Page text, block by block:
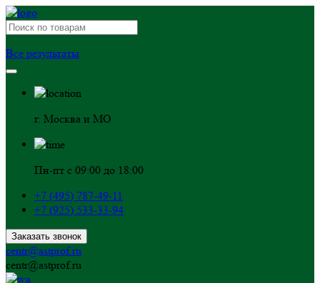
Все результаты
г. Москва и МО
Пн-пт с 09:00 до 18:00
+7 (495) 787-49-11
+7 (925) 533-33-94
Заказать звонок
centr@astprof.ru
centr@astprof.ru